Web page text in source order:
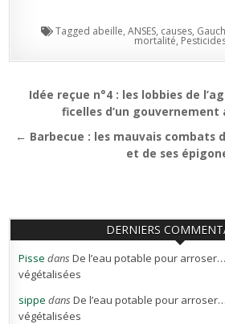
Tagged abeille, ANSES, causes,
mortalité,
Navigation
l’article
Idée reçue n°4 : les lobbies de
ficelles d’un gouvernement
← Barbecue : les mauvais combats
et de ses
DERNIERS
Pisse dansDe l’eau potable pour
végétalisées
sippe dansDe l’eau potable pour
végétalisées